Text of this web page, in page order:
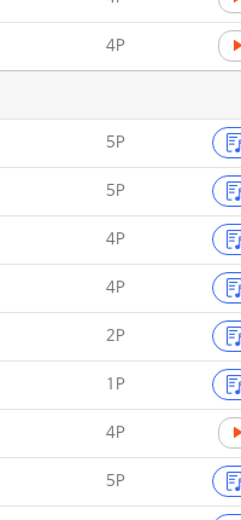
4P
5P
5P
4P
4P
2P
1P
4P
5P